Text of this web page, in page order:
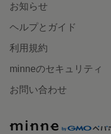
お知らせ
ヘルプとガイド
利用規約
minneのセキュリティ
お問い合わせ